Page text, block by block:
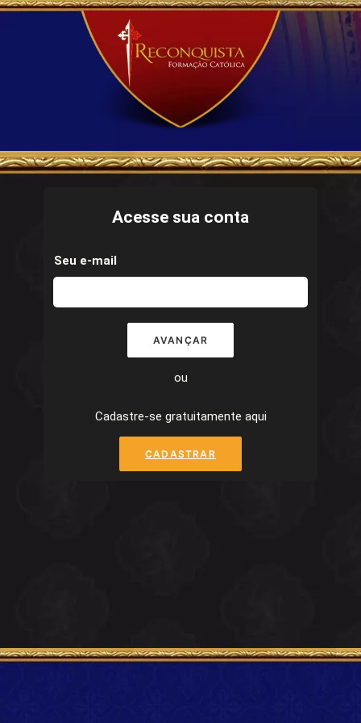
Acesse sua conta
Seu e-mail
AVANÇAR
ou
Cadastre-se gratuitamente aqui
CADASTRAR